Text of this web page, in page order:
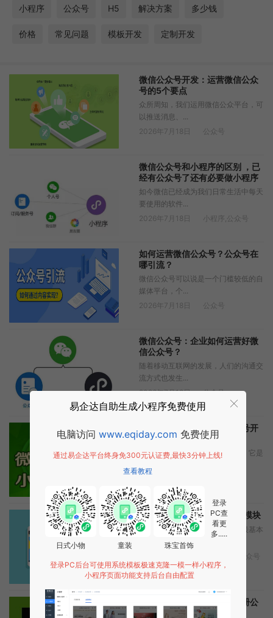
小程序 公众号 H5 解决方案 多少钱
价格 常见问题 模板开发 定制开发
微信公众号开发：运营微信公众
号的5个要点
众所周知，我们运用微信公众平台，可
以推送消息、...
2026年7月18日
公众号
微信公众号和小程序的区别 ，已
经有公众号了还有必要做小程序
吗？
如今微信已经成为我们日常生活中每天
要使用的软件...
2026年7月18日
小程序 公众号
如何运营微信公众号？公众号在
哪引流？
微信公众号可以说是一个门槛较低的自
媒体平台，个...
2026年7月18日
公众号
微信公众号：企业如何运营好微
信公众号？
随着移动互联网的发展，人们的沟通交
流方式也发生...
2026年7月18日
公众号
微信公众号开发：微信公众号开
发需要多少钱？
相信大家对微信公众号并不陌生，它是
微官网的4个优势和5个功能模块
微官网是微信微信的公众号开发最基本
的功能之一。...
公众号
公众号是什么？为什么要注册公
众号？公众号有哪些好处？
易企达自助生成小程序免费使用
电脑访问 www.eqiday.com 免费使用
通过易企达平台终身免300元认证费,最快3分钟上线!
查看教程
日式小物 童装 珠宝首饰
登录
PC查
看更
多.....
登录PC后台可使用系统模板极速克隆一模一样小程序，
小程序页面功能支持后台自由配置